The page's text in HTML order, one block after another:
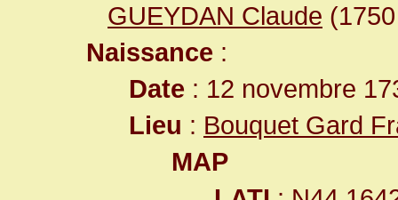
GUEYDAN Claude
Naissance :
Date : 12 novembre
Lieu : Bouquet Gard
MAP